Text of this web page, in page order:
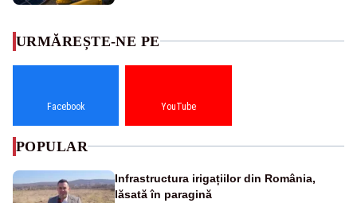
URMĂREȘTE-NE PE
Facebook YouTube
POPULAR
Infrastructura irigațiilor din România,
lăsată în paragină